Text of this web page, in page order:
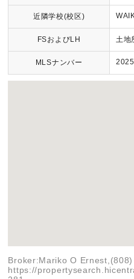
近隣学校(校区)
FSおよびLH 土地
MLSナンバー
Broker:Mariko O
https://